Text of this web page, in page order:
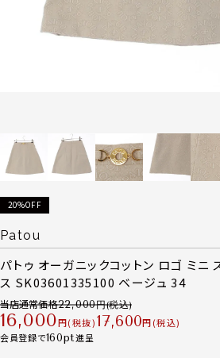
20%OFF
Patou
パトゥ オーガニックコットン ロゴ ミニ
ス SK03601335100 ベージュ 34
当店通常価格22,000
16,000 税抜 17,600
税込
会員登録で160 進呈